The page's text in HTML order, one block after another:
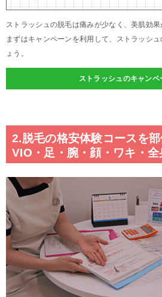
ストラッシュの脱毛は痛みが少なく、美肌効果
まずはキャンペーンを利用して、ストラッシ
ょう。
ストラッシュのキャンペ
2.脱毛の格安体験コースを部
VIO・足・腕・顔・ワキ・全